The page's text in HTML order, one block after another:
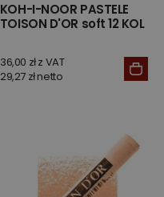
KOH-I-NOOR PASTELE
TOISON D'OR soft 12 KOL
36,00 zł z VAT
29,27 zł netto